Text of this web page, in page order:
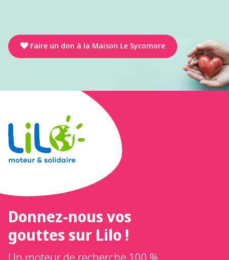
Faire un don à la Maison Le Sycomore
Donnez-nous vos
gouttes sur Lilo !
Un moteur de recherche 100 %